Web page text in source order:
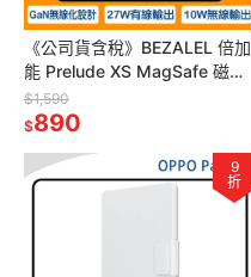
《公司貨含稅》BEZALEL 倍加
能 Prelude XS MagSafe 磁吸
無線充電器/適用iPhone 17
$1,590
$890
9
折